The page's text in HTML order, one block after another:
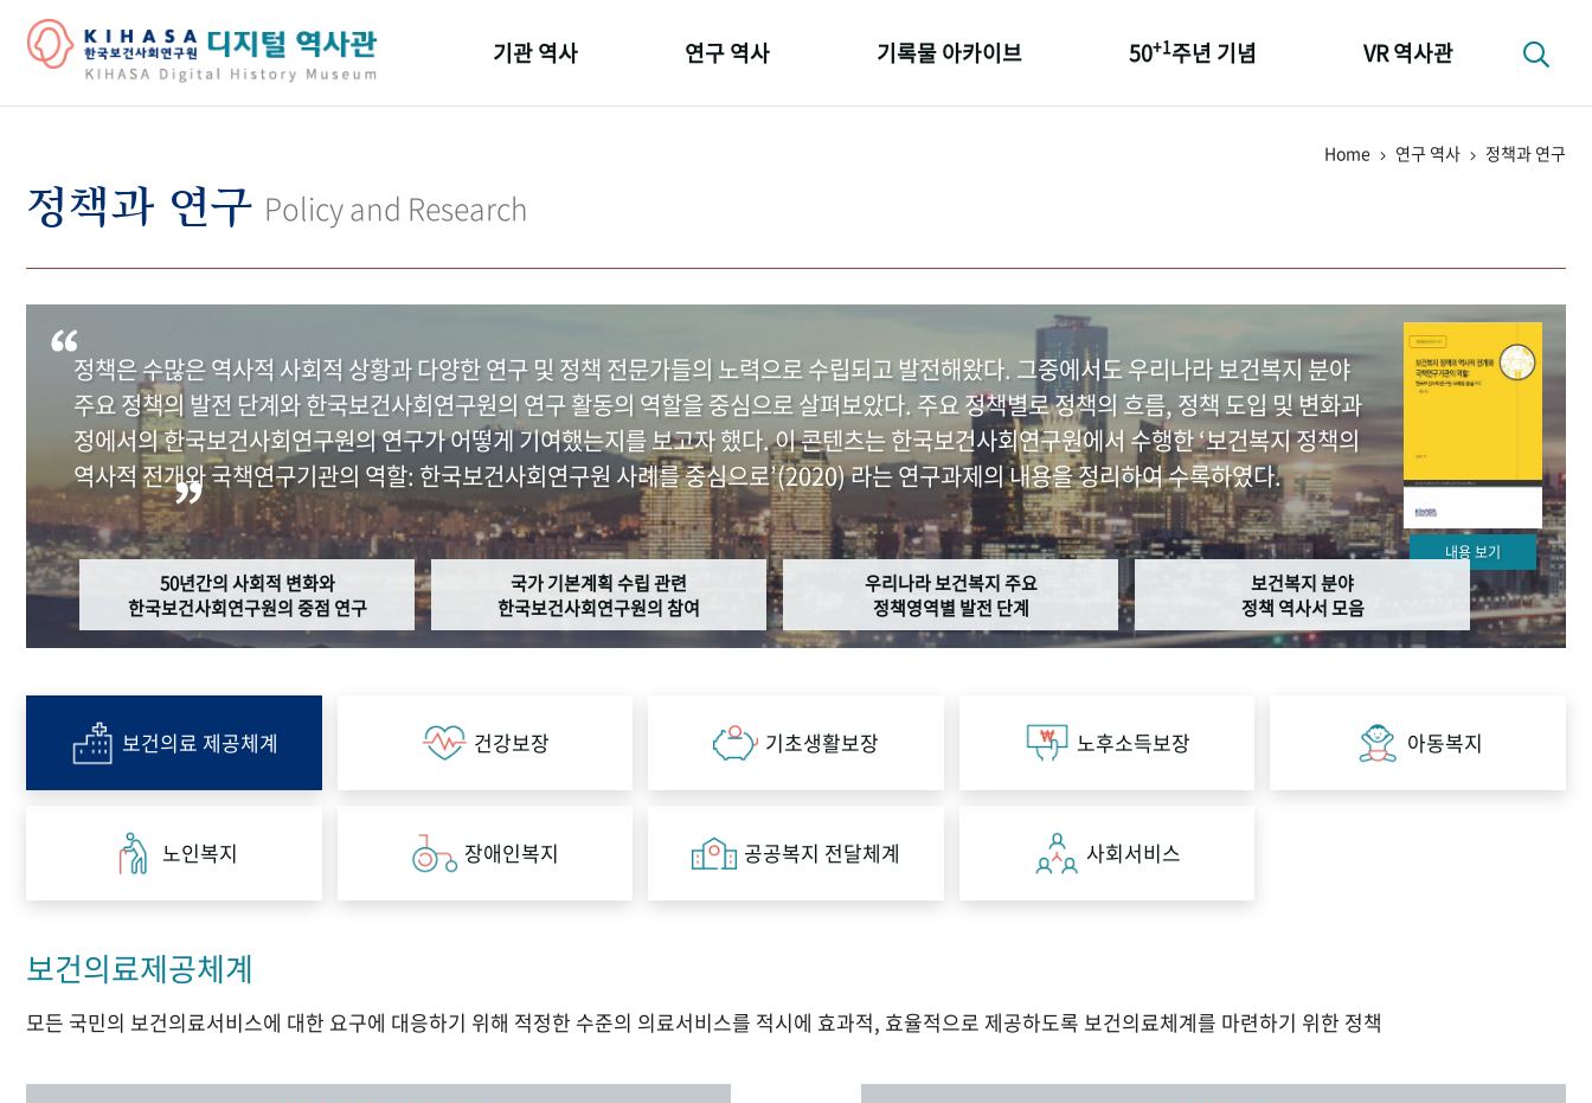
기관 역사
기관 변천사
연구 역사 기록물 아카이브 50+1주년 기념 VR 역사관
Home 연구 역사 정책과 연구
정책과 연구 Policy and Research
정책은 수많은 역사적 사회적 상황과 다양한 연구 및 정책 전문가들의 노력으로 수립되고 발전해왔다. 그중에서도 우리나라 보건복지 분야
주요 정책의 발전 단계와 한국보건사회연구원의 연구 활동의 역할을 중심으로 살펴보았다. 주요 정책별로 정책의 흐름, 정책 도입 및 변화과
정에서의 한국보건사회연구원의 연구가 어떻게 기여했는지를 보고자 했다. 이 콘텐츠는 한국보건사회연구원에서 수행한 ‘보건복지 정책의
역사적 전개와 국책연구기관의 역할: 한국보건사회연구원 사례를 중심으로’(2020) 라는 연구과제의 내용을 정리하여 수록하였다.
내용 보기
50년간의 사회적 변화와
한국보건사회연구원의 중점 연구
국가 기본계획 수립 관련
한국보건사회연구원의 참여
우리나라 보건복지 주요
정책영역별 발전 단계
보건복지 분야
정책 역사서 모음
보건의료 제공체계 건강보장 기초생활보장 노후소득보장 아동복지
노인복지 장애인복지 공공복지 전달체계 사회서비스
보건의료제공체계
모든 국민의 보건의료서비스에 대한 요구에 대응하기 위해 적정한 수준의 의료서비스를 적시에 효과적, 효율적으로 제공하도록 보건의료체계를 마련하기 위한 정책